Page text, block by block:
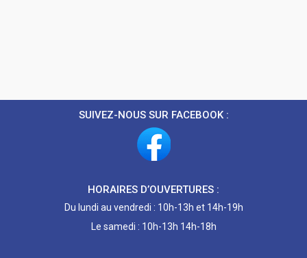
SUIVEZ-NOUS SUR FACEBOOK :
HORAIRES D’OUVERTURES :
Du lundi au vendredi : 10h-13h et 14h-19h
Le samedi : 10h-13h 14h-18h